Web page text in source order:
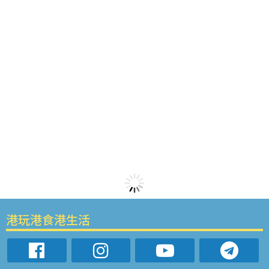
港玩港食港生活